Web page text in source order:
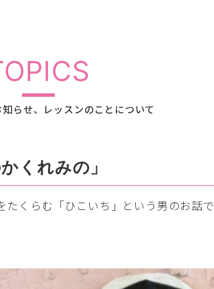
らせ、レッスンのことについて
くれみの」
たくらむ「ひこいち」という男のお話で